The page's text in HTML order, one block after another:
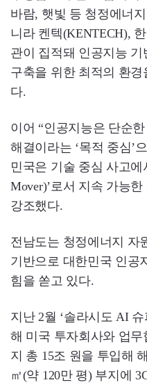
바람, 햇빛 등 청정에너
니라 켄텍(KENTECH),
관이 집적돼 인공지능
구축을 위한 최적의 환
다.
이어 “인공지능은 단순
해결이라는 ‘목적 중심’
민국은 기술 중심 사고에
Mover)’로서 지속 가능
강조했다.
전남도는 청정에너지 자
기반으로 대한민국 인공
힘을 쏟고 있다.
지난 2월 ‘솔라시도 AI
해 미국 투자회사와 업무
지 총 15조 원을 투입해
㎡(약 120만 평) 부지에